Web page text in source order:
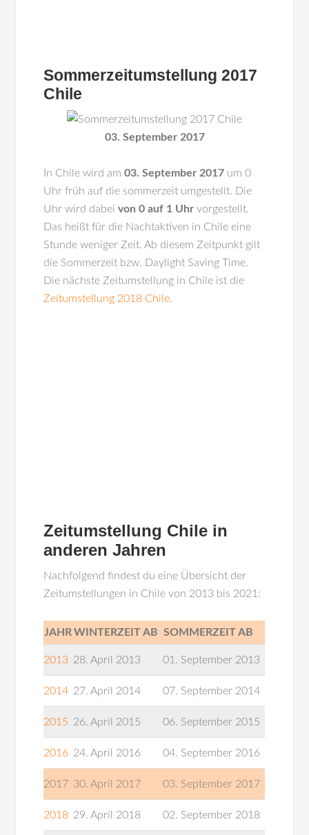
Sommerzeitumstellung 2017
Chile
03. September 2017
In Chile wird am03. September 2017 um 0
Uhr früh auf die sommerzeit umgestellt. Die
Uhr wird dabeivon 0 auf 1 Uhr vorgestellt.
Das heißt für die Nachtaktiven in Chile eine
Stunde weniger Zeit. Ab diesem Zeitpunkt gilt
die Sommerzeit bzw. Daylight Saving Time.
Die nächste Zeitumstellung in Chile ist die
Zeitumstellung 2018 Chile.
Zeitumstellung Chile in
anderen Jahren
Nachfolgend findest du eine Übersicht der
Zeitumstellungen in Chile von 2013 bis 2021:
JAHR WINTERZEIT AB SOMMERZEIT AB
2013 28. April 2013 01. September 2013
2014 27. April 2014 07. September 2014
2015 26. April 2015 06. September 2015
2016 24. April 2016 04. September 2016
2017 30. April 2017 03. September 2017
2018 29. April 2018 02. September 2018